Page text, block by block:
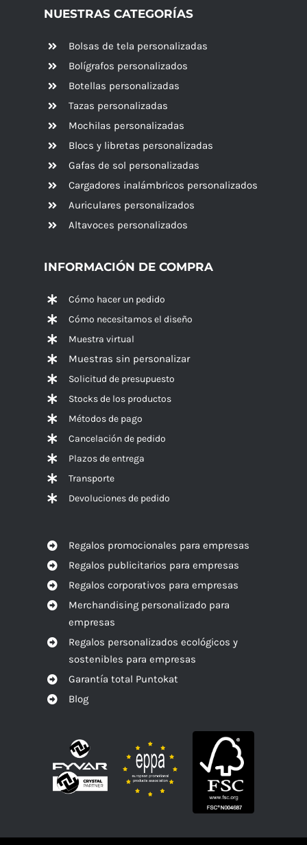
NUESTRAS CATEGORÍAS
Bolsas de tela personalizadas
Bolígrafos personalizados
Botellas personalizadas
Tazas personalizadas
Mochilas personalizadas
Blocs y libretas personalizadas
Gafas de sol personalizadas
Cargadores inalámbricos personalizados
Auriculares personalizados
Altavoces personalizados
INFORMACIÓN DE COMPRA
Cómo hacer un pedido
Cómo necesitamos el diseño
Muestra virtual
Muestras sin personalizar
Solicitud de presupuesto
Stocks de los productos
Métodos de pago
Cancelación de pedido
Plazos de entrega
Transporte
Devoluciones de pedido
Regalos promocionales para empresas
Regalos publicitarios para empresas
Regalos corporativos para empresas
Merchandising personalizado para
empresas
Regalos personalizados ecológicos y
sostenibles para empresas
Garantía total Puntokat
Blog